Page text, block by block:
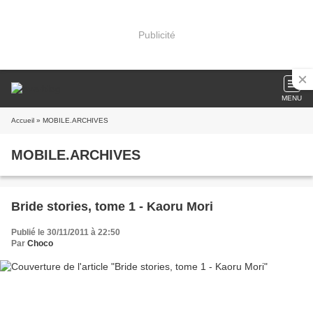
Publicité
MENU
Accueil » MOBILE.ARCHIVES
MOBILE.ARCHIVES
Bride stories, tome 1 - Kaoru Mori
Publié le 30/11/2011 à 22:50
Par Choco